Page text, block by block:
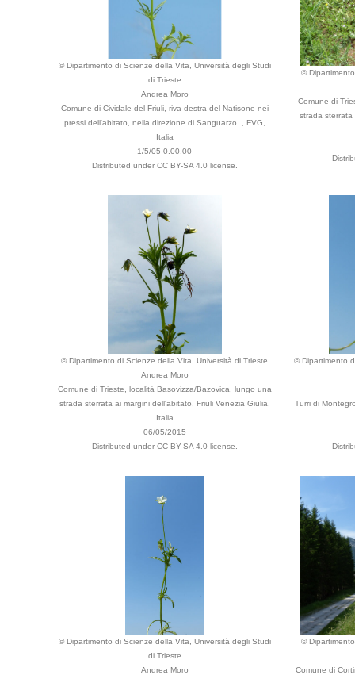
© Dipartimento di Scienze della Vita, Università degli Studi
di Trieste
Andrea Moro
Comune di Cividale del Friuli, riva destra del Natisone nei
pressi dell'abitato, nella direzione di Sanguarzo.., FVG,
Italia
1/5/05 0.00.00
Distributed under CC BY-SA 4.0 license.
©
Comune di
strada sterrata
© Dipartimento di Scienze della Vita, Università di Trieste
Andrea Moro
Comune di Trieste, località Basovizza/Bazovica, lungo una
strada sterrata ai margini dell'abitato, Friuli Venezia Giulia,
Italia
06/05/2015
Distributed under CC BY-SA 4.0 license.
© Dipartimento
Turri di
© Dipartimento di Scienze della Vita, Università degli Studi
di Trieste
Andrea Moro
©
Comune di